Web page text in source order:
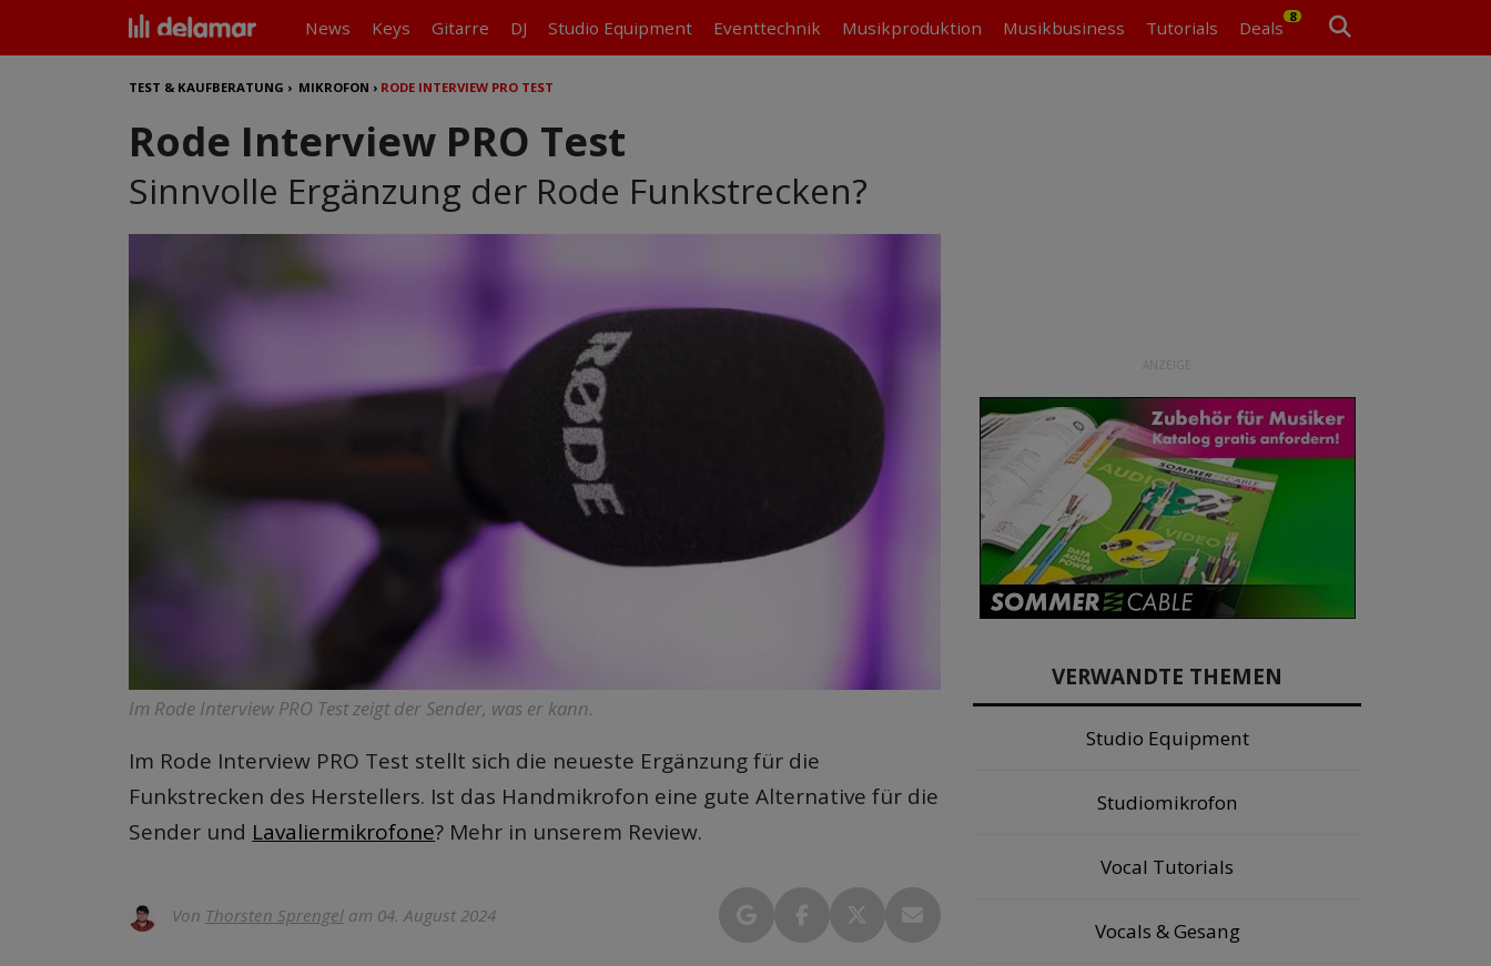
News Keys Gitarre DJ Studio Equipment Eventtechnik Musikproduktion Musikbusiness Tutorials Deals
8
TEST & KAUFBERATUNG › MIKROFON › RODE INTERVIEW PRO TEST
Rode Interview PRO Test
Sinnvolle Ergänzung der Rode Funkstrecken?
Im Rode Interview PRO Test zeigt der Sender, was er kann.
Im Rode Interview PRO Test stellt sich die neueste Ergänzung für die
Funkstrecken des Herstellers. Ist das Handmikrofon eine gute Alternative für die
Sender und Lavaliermikrofone? Mehr in unserem Review.
Von Thorsten Sprengelam 04. August 2024
ANZEIGE
VERWANDTE THEMEN
Studio Equipment
Studiomikrofon
Vocal Tutorials
Vocals & Gesang